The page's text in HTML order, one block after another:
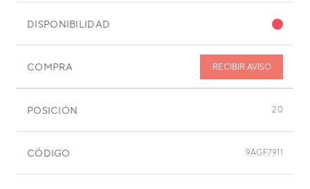
DISPONIBILIDAD
COMPRA RECIBIR AVISO
POSICIÓN 20
CÓDIGO 9AGF7911